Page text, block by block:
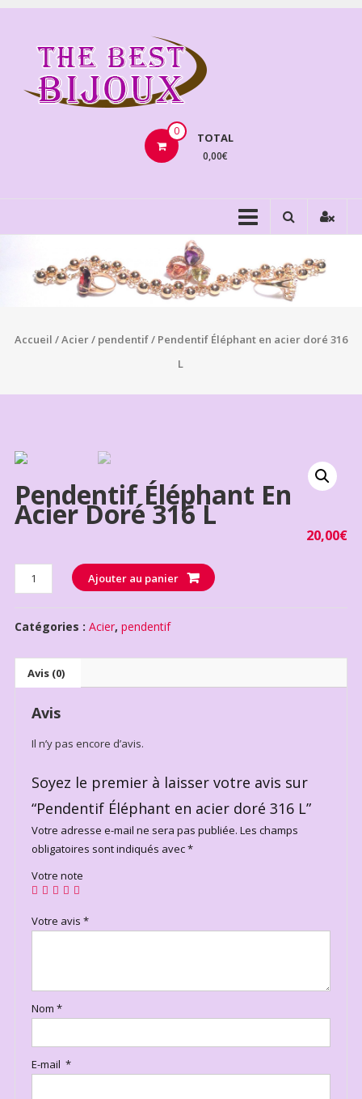
Aller
contenu
0 TOTAL
0,00€
Accueil /Acier/ pendentif/ Pendentif Éléphant en acier doré 316
L
Pendentif Éléphant En
Acier Doré 316 L
20,00€
Quantité Ajouter au panier
Catégories : Acier, pendentif
Avis (0)
Avis
Il n’y pas encore d’avis.
Soyez le premier à laisser votre avis sur
“Pendentif Éléphant en acier doré 316 L”
Votre adresse e-mail ne sera pas publiée. Les champs
obligatoires sont indiqués avec*
Votre note
Votre avis *
Nom *
E-mail *